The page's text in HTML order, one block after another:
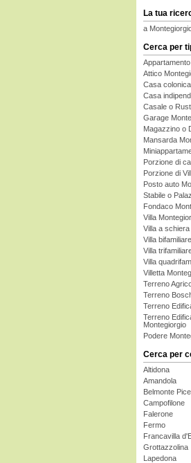
La tua
a
Cerca per
Attico
Casa
Casa
Casale o
Garage
Magazzino o
Mansarda
Porzione di
Porzione di
Posto auto
Stabile o
Fondaco
Villa
Villa a
Villa
Villa
Villa
Villetta
Terreno
Terreno
Terreno
Terreno
Montegiorgio
Podere
Cerca per
Altidona
Amandola
Belmonte
Campofilone
Falerone
Fermo
Francavilla
Grottazzolina
Lapedona